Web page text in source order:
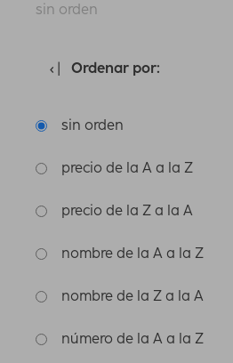
sin orden
Ordenar por:
sin orden
precio de la A a la Z
precio de la Z a la A
nombre de la A a la Z
nombre de la Z a la A
número de la A a la Z